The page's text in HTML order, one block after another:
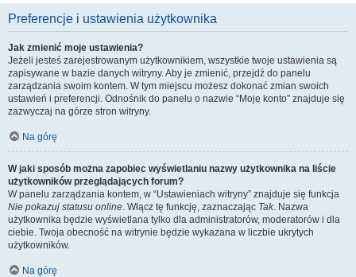
Preferencje i ustawienia użytkownika
Jak zmienić moje ustawienia?
Jeżeli jesteś zarejestrowanym użytkownikiem, wszystkie twoje ustawienia są
zapisywane w bazie danych witryny. Aby je zmienić, przejdź do panelu
zarządzania swoim kontem. W tym miejscu możesz dokonać zmian swoich
ustawień i preferencji. Odnośnik do panelu o nazwie “Moje konto” znajduje się
zazwyczaj na górze stron witryny.
Na górę
W jaki sposób można zapobiec wyświetlaniu nazwy użytkownika na liście
użytkowników przeglądających forum?
W panelu zarządzania kontem, w “Ustawieniach witryny” znajduje się funkcja
Nie pokazuj statusu online. Włącz tę funkcję, zaznaczając Tak. Nazwa
użytkownika będzie wyświetlana tylko dla administratorów, moderatorów i dla
ciebie. Twoja obecność na witrynie będzie wykazana w liczbie ukrytych
użytkowników.
Na górę